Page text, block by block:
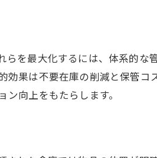
違いを防ぐラベル活用術のコツ
ルの工夫で検索時間を短縮する
率化に役立つラベルの種類選び
ルで作業ルールを統一するメリッ
善で作業動線を最適化
イアウト見直しで動線を短縮
を最大化するには、体系的な
果は不要在庫の削減と保管
向上をもたらします。